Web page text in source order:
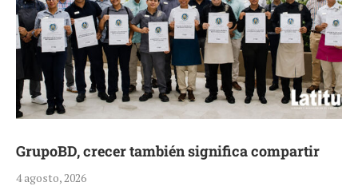
GrupoBD, crecer también significa compartir
4 agosto, 2026